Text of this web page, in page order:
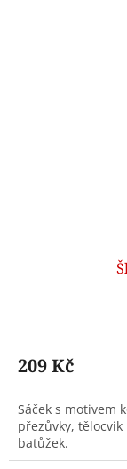
209 Kč
Sáček s motivem
přezůvky,
batůžek.